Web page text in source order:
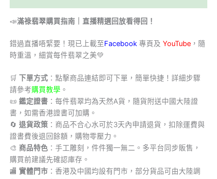
📣滿祿翡翠購買指南｜直播精選回放看得回！
錯過直播唔緊要！現已上載至Facebook 專頁及 YouTube ，隨
時重溫，細賞每件翡翠之美💚
🛒 下單方式 ：點擊商品連結即可下單，簡單快捷！詳細步驟
請參考購買教學 。
📜 鑑定證書 ：每件翡翠均為天然A貨，隨貨附送中國大陸證
書，如需香港證書可加購。
🔄 退貨政策 ：商品不合心水可於3天內申請退貨，扣除運費與
證書費後退回餘額，購物零壓力。
🎨 商品特色 ：手工雕刻，件件獨一無二。多平台同步販售，
購買前建議先確認庫存。
🏬 實體門市 ：香港及中國均設有門市，部分貨品可由大陸調